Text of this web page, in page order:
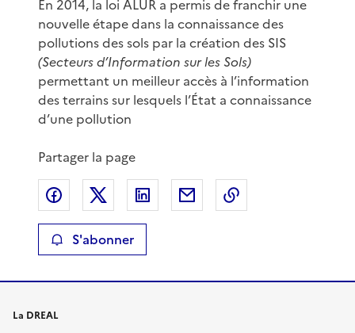
En 2014, la loi ALUR a permis de franchir une
nouvelle étape dans la connaissance des
pollutions des sols par la création des SIS
(Secteurs d’Information sur les Sols)
permettant un meilleur accès à l’information
des terrains sur lesquels l’État a connaissance
d’une pollution
Partager la page
Partager sur Facebook
Partager sur XPartager sur LinkedIn
Partager par email
S'abonner
La DREAL